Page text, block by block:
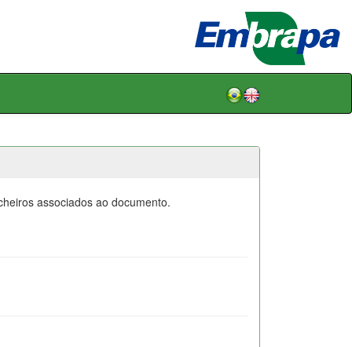
associados ao documento.